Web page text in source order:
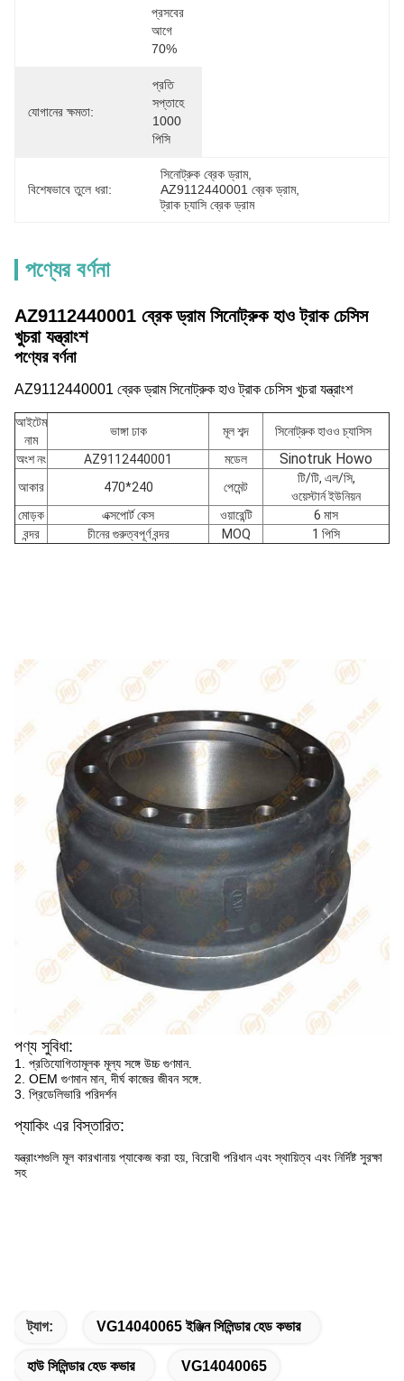
প্রসবের
আগে
70%
যোগানের ক্ষমতা:
প্রতি
সপ্তাহে
1000
পিসি
বিশেষভাবে তুলে ধরা:
সিনোট্রুক ব্রেক ড্রাম,
AZ9112440001 ব্রেক ড্রাম,
ট্রাক চ্যাসি ব্রেক ড্রাম
পণ্যের বর্ণনা
AZ9112440001 ব্রেক ড্রাম সিনোট্রুক হাও ট্রাক চেসিস
খুচরা যন্ত্রাংশ
পণ্যের বর্ণনা
AZ9112440001 ব্রেক ড্রাম সিনোট্রুক হাও ট্রাক চেসিস খুচরা যন্ত্রাংশ
আইটেম
নাম
ভাঙ্গা ঢাক মূল শব্দ
সিনোট্রুক হাওও চ্যাসিস
অংশ নং
AZ9112440001 মডেল Sinotruk Howo
আকার 470*240 পেমেন্ট
টি/টি, এল/সি,
ওয়েস্টার্ন ইউনিয়ন
মোড়ক
এক্সপোর্ট কেস ওয়ারেন্টি
6 মাস
বন্দর
চীনের গুরুত্বপূর্ণ বন্দর MOQ 1 পিসি
পণ্য সুবিধা:
1. প্রতিযোগিতামূলক মূল্য সঙ্গে উচ্চ গুণমান.
2. OEM গুণমান মান, দীর্ঘ কাজের জীবন সঙ্গে.
3. প্রিডেলিভারি পরিদর্শন
প্যাকিং এর বিস্তারিত:
যন্ত্রাংশগুলি মূল কারখানায় প্যাকেজ করা হয়, বিরোধী পরিধান এবং স্থায়িত্ব এবং নির্দিষ্ট সুরক্ষা
সহ
ট্যাগ: VG14040065 ইঞ্জিন সিলিন্ডার হেড কভার
হাউ সিলিন্ডার হেড কভার VG14040065